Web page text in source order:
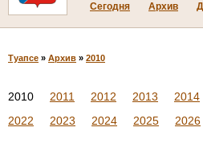
Сегодня Архив
Туапсе » Архив » 2010
2010 2011 2012 2013 2014
2022
2023 2024 2025 2026